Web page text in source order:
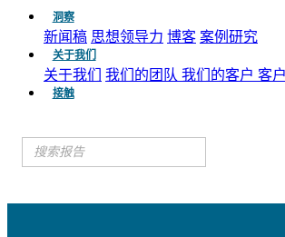
洞察
新闻稿 思想领导力 博客 案例研究
关于我们
关于我们 我们的团队 我们的客户 客
接触